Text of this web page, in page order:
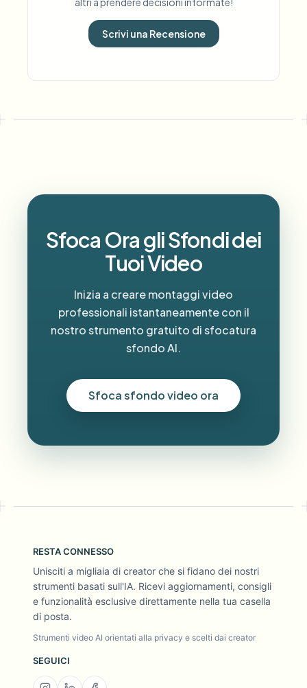
Scrivi una Recensione
Sfoca Ora gli Sfondi dei
Tuoi Video
Inizia a creare montaggi video
professionali istantaneamente con il
nostro strumento gratuito di sfocatura
sfondo AI.
Sfoca sfondo video ora
RESTA CONNESSO
Unisciti a migliaia di creator che si fidano dei nostri
strumenti basati sull'IA. Ricevi aggiornamenti, consigli
e funzionalità esclusive direttamente nella tua casella
di posta.
Strumenti video AI orientati alla privacy e scelti dai creator
SEGUICI